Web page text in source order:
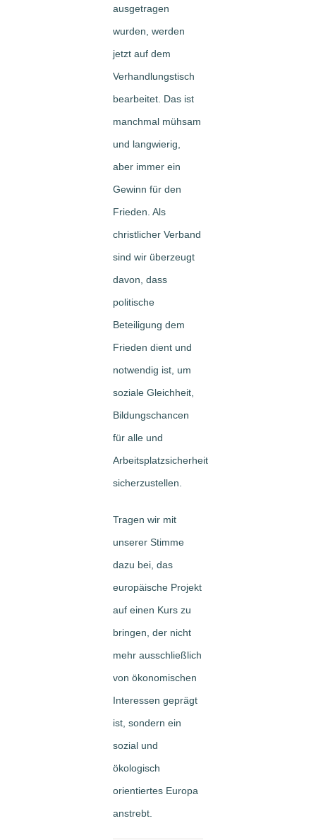
ausgetragen
wurden, werden
jetzt auf dem
Verhandlungstisch
bearbeitet. Das ist
manchmal mühsam
und langwierig,
aber immer ein
Gewinn für den
Frieden. Als
christlicher Verband
sind wir überzeugt
davon, dass
politische
Beteiligung dem
Frieden dient und
notwendig ist, um
soziale Gleichheit,
Bildungschancen
für alle und
Arbeitsplatzsicherheit
sicherzustellen.
Tragen wir mit
unserer Stimme
dazu bei, das
europäische Projekt
auf einen Kurs zu
bringen, der nicht
mehr ausschließlich
von ökonomischen
Interessen geprägt
ist, sondern ein
sozial und
ökologisch
orientiertes Europa
anstrebt.